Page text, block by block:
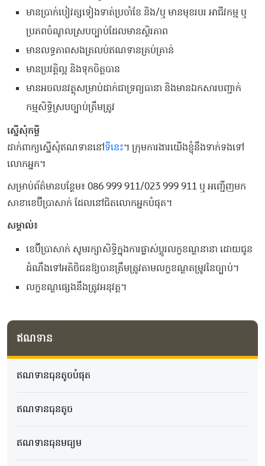
មានប្រាក់បៀវត្សទៀងទាត់ប្រចាំខែ និង/ឬ មានមុខរបរ អាជីវកម្ម ឬ
ប្រភពចំណូលស្របច្បាប់ដែលមានស្ថិរភាព
មានលទ្ធភាពសងត្រលប់ឥណទានគ្រប់គ្រាន់
មានប្រវត្តិល្អ និងទុកចិត្តបាន
មានអចលនវត្ថុសម្រាប់ដាក់ជាទ្រព្យធានា និងមានឯកសារបញ្ជាក់
កម្មសិទ្ធិស្របច្បាប់ត្រឹមត្រូវ
ស្នើសុំកម្ចី
ដាក់ពាក្យស្នើសុំឥណទាននៅទីនេះ។ ក្រុមការងារយើងខ្ញុំនឹងទាក់ទងទៅ
លោកអ្នក។​
សម្រាប់ព័ត៌មានបន្ថែម៖ 086 999 911/023 999 911 ឬ អញ្ជើញមក
សាខាខេប៊ីប្រាសាក់ ដែលនៅជិតលោកអ្នកបំផុត។
សម្គាល់៖
ខេប៊ីប្រាសាក់ សូមរក្សាសិទ្ធិក្នុងការផ្លាស់ប្ដូរលក្ខខណ្ឌនានា ដោយជូន
ដំណឹងទៅអតិថិជនឱ្យបានត្រឹមត្រូវតាមលក្ខខណ្ឌតម្រូវនៃច្បាប់។
លក្ខខណ្ឌផ្សេងនឹងត្រូវអនុវត្ត។
ឥណទាន
ឥណទានធុនតូច​បំផុត
ឥណទានធុនតូច
ឥណទានធុនមធ្យម